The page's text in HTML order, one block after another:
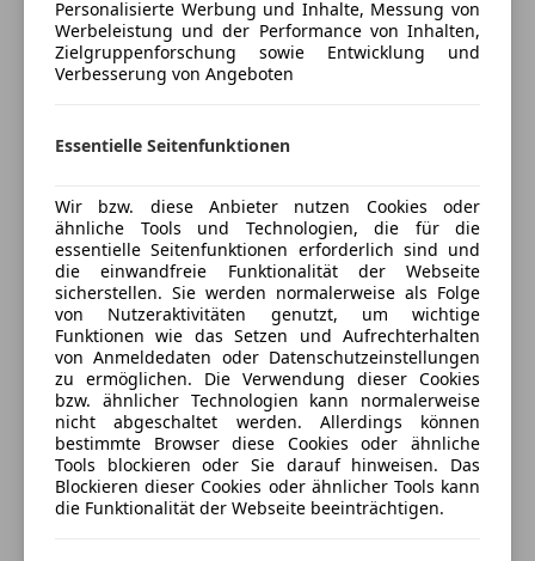
Bluetooth
Bordcomputer
Radio
ABS
Beifahrerairbag
ESP
Fahrerairbag
Isofix
Kopfairbag
LED-Tagfahrlicht
Nebelscheinwerfer
Notrufsystem
Reifendruckkontrollsystem
Servolenkung
Spurhalteassistent
hochwertiger Mercedes-Qualität – ideal für Arbeit,
Freizeit und Alltag.
Der Innenraum bietet ein angenehmes Fahrgefühl
Bauweise ist die X-Klasse sowohl auf der Straße als
Highlights:
*140 kW (190 PS) Dieselmotor
*Kraftvoller und zuverlässiger Antrieb
*Hoher Fahrkomfort für einen Pickup
Versicherung
anpassen
Freischaden-Gutschein ab Stufe 0
Auto einfach online versichern & Rabatt holen
Jetzt berechnen
Verkäufer Händler
Personalisierte Werbung und Inhalte, Messung von
Werbeleistung und der Performance von Inhalten,
Zielgruppenforschung sowie Entwicklung und
Verbesserung von Angeboten
Essentielle Seitenfunktionen
Wir bzw. diese Anbieter nutzen Cookies oder
ähnliche Tools und Technologien, die für die
essentielle Seitenfunktionen erforderlich sind und
die einwandfreie Funktionalität der Webseite
sicherstellen. Sie werden normalerweise als Folge
von Nutzeraktivitäten genutzt, um wichtige
Funktionen wie das Setzen und Aufrechterhalten
von Anmeldedaten oder Datenschutzeinstellungen
zu ermöglichen. Die Verwendung dieser Cookies
bzw. ähnlicher Technologien kann normalerweise
nicht abgeschaltet werden. Allerdings können
bestimmte Browser diese Cookies oder ähnliche
Tools blockieren oder Sie darauf hinweisen. Das
Blockieren dieser Cookies oder ähnlicher Tools kann
die Funktionalität der Webseite beeinträchtigen.